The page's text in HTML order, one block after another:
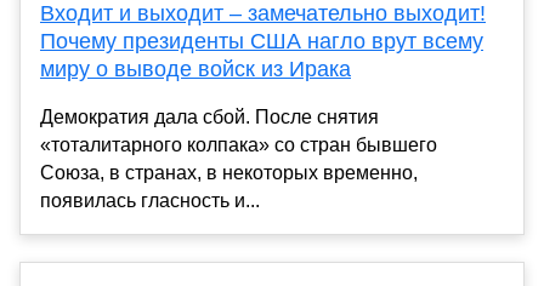
Входит и выходит – замечательно выходит!
Почему президенты США нагло врут всему
миру о выводе войск из Ирака
Демократия дала сбой. После снятия
«тоталитарного колпака» со стран бывшего
Союза, в странах, в некоторых временно,
появилась гласность и...